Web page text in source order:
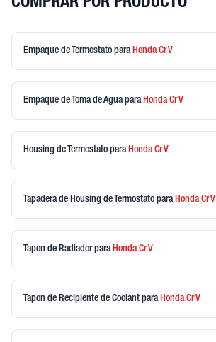
COMPRAR POR PRODUCTO
Empaque de Termostato para HondaCr V
Empaque de Toma de Aguapara HondaCr V
Housing de Termostato para HondaCr V
Tapadera de Housing de Termostato para HondaCr V
Tapon de Radiadorpara HondaCr V
Tapon de Recipiente de Coolant para HondaCr V